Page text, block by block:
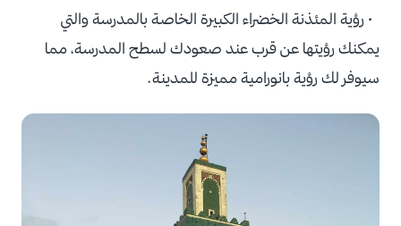
• رؤية المئذنة الخضراء الكبيرة الخاصة بالمدرسة والتي
يمكنك رؤيتها عن قرب عند صعودك لسطح المدرسة، مما
سيوفر لك رؤية بانورامية مميزة للمدينة.